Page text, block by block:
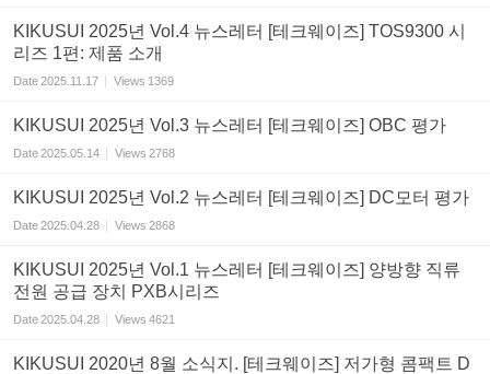
KIKUSUI 2025년 Vol.4 뉴스레터 [테크웨이즈] TOS9300 시
리즈 1편: 제품 소개
Date2025.11.17 Views 1369
KIKUSUI 2025년 Vol.3 뉴스레터 [테크웨이즈] OBC 평가
Date2025.05.14 Views 2768
KIKUSUI 2025년 Vol.2 뉴스레터 [테크웨이즈] DC모터 평가
Date2025.04.28 Views 2868
KIKUSUI 2025년 Vol.1 뉴스레터 [테크웨이즈] 양방향 직류
전원 공급 장치 PXB시리즈
Date2025.04.28 Views 4621
KIKUSUI 2020년 8월 소식지. [테크웨이즈] 저가형 콤팩트 D